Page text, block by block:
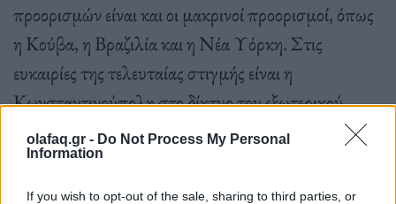
olafaq.gr - Do Not Process My Personal
Information
If you wish to opt-out of the sale, sharing to third parties, or
προορισμών είναι και οι μακρινοί προορισμοί, όπως
η Κούβα, η Βραζιλία και η Νέα Υόρκη. Στις
ευκαιρίες της τελευταίας στιγμής είναι η
Κωνσταντινούπολη στο δίκτυο του εξωτερικού,
αλλά και η Κέρκυρα, στο δίκτυο του εσωτερικού.
Τονίζεται ότι η AEGEAN θα εκτελεί και πτήσεις
charter κατά τη διάρκεια της εορταστικής περιόδου,